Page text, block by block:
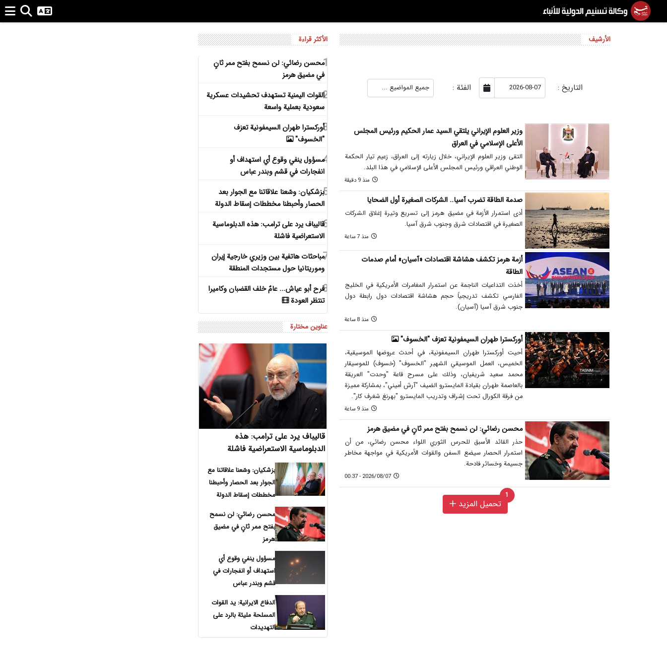
الأرشيف
التاریخ : الفئة :
وزير العلوم الإيراني يلتقي السيد عمار الحكيم ورئيس المجلس
الأعلى الإسلامي في العراق
التقى وزير العلوم الإيراني، خلال زيارته إلى العراق، زعيم تيار الحكمة
الوطني العراقي ورئيس المجلس الأعلى الإسلامي في هذا البلد.
منذ 9 دقيقة
صدمة الطاقة تضرب آسيا.. الشركات الصغيرة أول الضحايا
أدى استمرار الأزمة في مضيق هرمز إلى تسريع وتيرة إغلاق الشركات
الصغيرة في اقتصادات شرق وجنوب شرق آسيا.
منذ 7 ساعة
أزمة هرمز تكشف هشاشة اقتصادات «آسيان» أمام صدمات
الطاقة
أخذت التداعيات الناجمة عن استمرار المغامرات الأمريكية في الخليج
الفارسي تكشف تدريجياً حجم هشاشة اقتصادات دول رابطة دول
جنوب شرق آسيا (آسيان).
منذ 8 ساعة
أوركسترا طهران السيمفونية تعزف "الخسوف"
أحيت أوركسترا طهران السيمفونية، في أحدث عروضها الموسيقية،
الخميس، العمل الموسيقي الشهير "الخسوف" (خسوف) للموسيقار
محمد سعيد شريفيان، وذلك على مسرح قاعة "وحدت" العريقة
بالعاصمة طهران بقيادة المايسترو الضيف "آرش أميني"، بمشاركة مميزة
من فرقة الكورال تحت إشراف وتدريب المايسترو "بهرنغ شغرف‌ كار".
منذ 9 ساعة
محسن رضائي: لن نسمح بفتح ممر ثانٍ في مضيق هرمز
حذر القائد الأسبق للحرس الثوري اللواء محسن رضائي، من أن
استمرار الحصار سيضع السفن والقوات الأمريكية في مواجهة مخاطر
جسيمة وخسائر فادحة.
2026/08/07 - 00:37
1
unread messages
تحميل المزيد
الأكثر قراءة
1محسن رضائي: لن نسمح بفتح ممر ثانٍ
في مضيق هرمز
2القوات اليمنية تستهدف تحشيدات عسكرية
سعودية بعملية واسعة
3أوركسترا طهران السيمفونية تعزف
"الخسوف"
4مسؤول ينفي وقوع أي استهداف أو
انفجارات في قشم وبندر عباس
5بزشكيان: وسّعنا علاقاتنا مع الجوار بعد
الحصار وأحبطنا مخططات إسقاط الدولة
6قاليباف يرد على ترامب: هذه الدبلوماسية
الاستعراضية فاشلة
7مباحثات هاتفية بين وزيري خارجية إيران
وموريتانيا حول مستجدات المنطقة
8فرح أبو عياش... عامٌ خلف القضبان وكاميرا
تنتظر العودة
عناوين مختارة
قاليباف يرد على ترامب: هذه
الدبلوماسية الاستعراضية فاشلة
بزشكيان: وسّعنا علاقاتنا مع
الجوار بعد الحصار وأحبطنا
مخططات إسقاط الدولة
محسن رضائي: لن نسمح
بفتح ممر ثانٍ في مضيق
هرمز
مسؤول ينفي وقوع أي
استهداف أو انفجارات في
قشم وبندر عباس
الدفاع الايرانية: يد القوات
المسلحة مليئة بالرد على
التهديدات